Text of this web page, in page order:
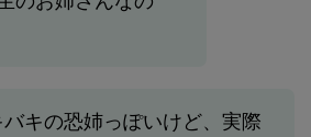
キの恐姉っぽいけど、実際